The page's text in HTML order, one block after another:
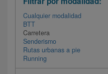
Cualquier modalidad
BTT
Carretera
Senderismo
Rutas urbanas a pie
Running